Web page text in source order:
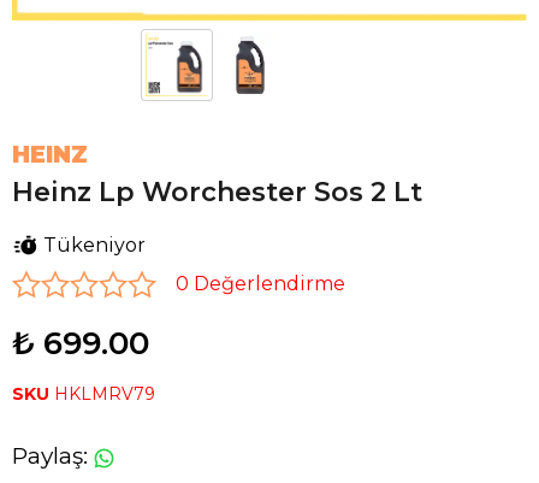
HEINZ
Heinz Lp Worchester Sos 2 Lt
Tükeniyor
0 Değerlendirme
₺ 699.00
SKU HKLMRV79
Paylaş: